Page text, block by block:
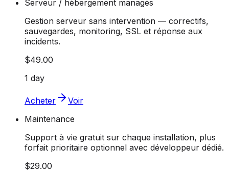
Serveur / hébergement managés
Gestion serveur sans intervention — correctifs,
sauvegardes, monitoring, SSL et réponse aux
incidents.
$49.00
1 day
Acheter
Voir
Maintenance
Support à vie gratuit sur chaque installation, plus
forfait prioritaire optionnel avec développeur dédié.
$29.00